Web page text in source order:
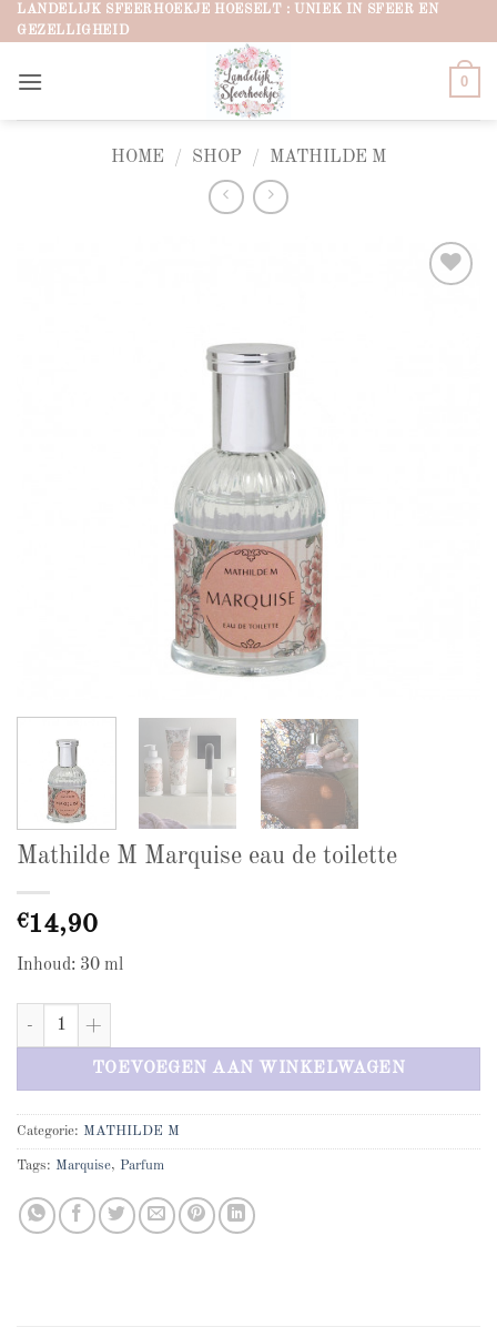
Ga
naar
LANDELIJK SFEERHOEKJE HOESELT : UNIEK IN SFEER EN
GEZELLIGHEID
0
HOME / SHOP / MATHILDE M
Mathilde M Marquise eau de toilette
€14,90
Inhoud: 30 ml
Mathilde M Marquise eau de toilette aantal
TOEVOEGEN AAN WINKELWAGEN
Categorie: MATHILDE M
Tags: Marquise, Parfum